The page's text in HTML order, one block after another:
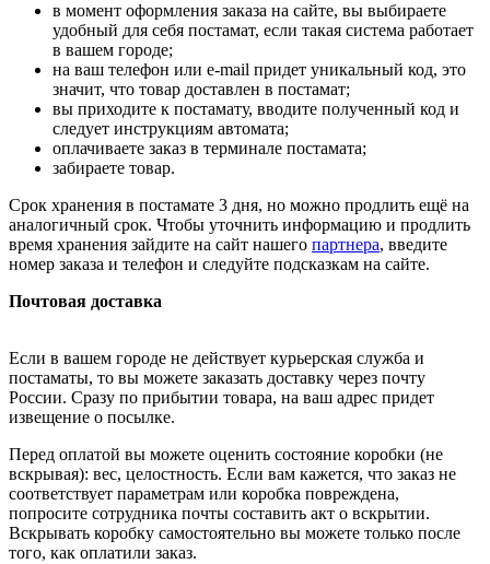
в момент оформления заказа на сайте, вы выбираете
удобный для себя постамат, если такая система работает
в вашем городе;
на ваш телефон или e-mail придет уникальный код, это
значит, что товар доставлен в постамат;
вы приходите к постамату, вводите полученный код и
следует инструкциям автомата;
оплачиваете заказ в терминале постамата;
забираете товар.
Срок хранения в постамате 3 дня, но можно продлить ещё на
аналогичный срок. Чтобы уточнить информацию и продлить
время хранения зайдите на сайт нашего партнера, введите
номер заказа и телефон и следуйте подсказкам на сайте.
Почтовая доставка
Если в вашем городе не действует курьерская служба и
постаматы, то вы можете заказать доставку через почту
России. Сразу по прибытии товара, на ваш адрес придет
извещение о посылке.
Перед оплатой вы можете оценить состояние коробки (не
вскрывая): вес, целостность. Если вам кажется, что заказ не
соответствует параметрам или коробка повреждена,
попросите сотрудника почты составить акт о вскрытии.
Вскрывать коробку самостоятельно вы можете только после
того, как оплатили заказ.